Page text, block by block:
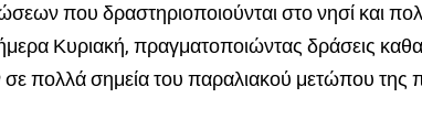
που δραστηριοποιούνται στο νησί και
Κυριακή, πραγματοποιώντας δράσεις
πολλά σημεία του παραλιακού μετώπου της